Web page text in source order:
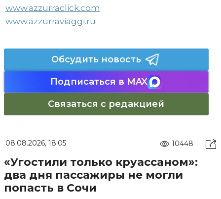
www.azzurraclick.com
www.azzurraviaggi.ru
Обсудить новость
Подписаться в MAX
Связаться с редакцией
08.08.2026, 18:05 10448
«Угостили только круассаном»:
два дня пассажиры не могли
попасть в Сочи